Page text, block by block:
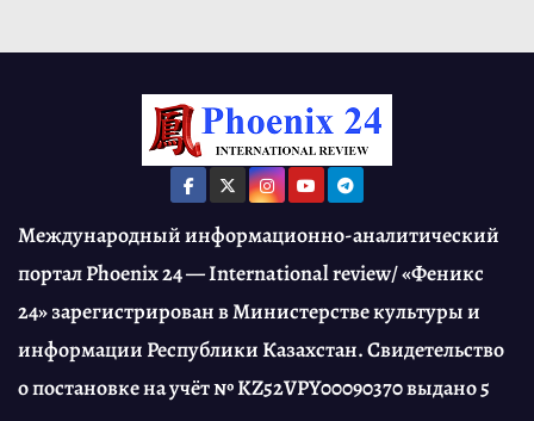
Международный информационно-аналитический
портал Phoenix 24 — International review/ «Феникс
24» зарегистрирован в Министерстве культуры и
информации Республики Казахстан. Свидетельство
о постановке на учёт № KZ52VPY00090370 выдано 5